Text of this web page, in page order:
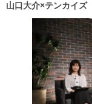
山口大介×テンカイズ